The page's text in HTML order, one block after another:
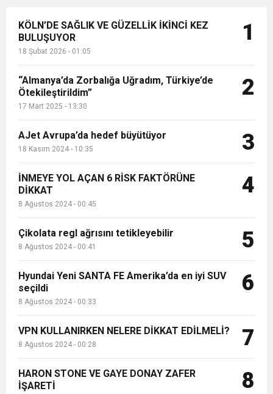
KÖLN’DE SAĞLIK VE GÜZELLİK İKİNCİ KEZ
BULUŞUYOR
18 Şubat 2026 - 01:05
1
“Almanya’da Zorbalığa Uğradım, Türkiye’de
Ötekileştirildim”
17 Mart 2025 - 13:30
2
AJet Avrupa’da hedef büyütüyor
18 Kasım 2024 - 10:35 3
İNMEYE YOL AÇAN 6 RİSK FAKTÖRÜNE
DİKKAT
8 Ağustos 2024 - 00:45
4
Çikolata regl ağrısını tetikleyebilir
8 Ağustos 2024 - 00:41 5
Hyundai Yeni SANTA FE Amerika’da en iyi SUV
seçildi
8 Ağustos 2024 - 00:33
6
VPN KULLANIRKEN NELERE DİKKAT EDİLMELİ?
8 Ağustos 2024 - 00:28 7
HARON STONE VE GAYE DONAY ZAFER
İŞARETİ
8